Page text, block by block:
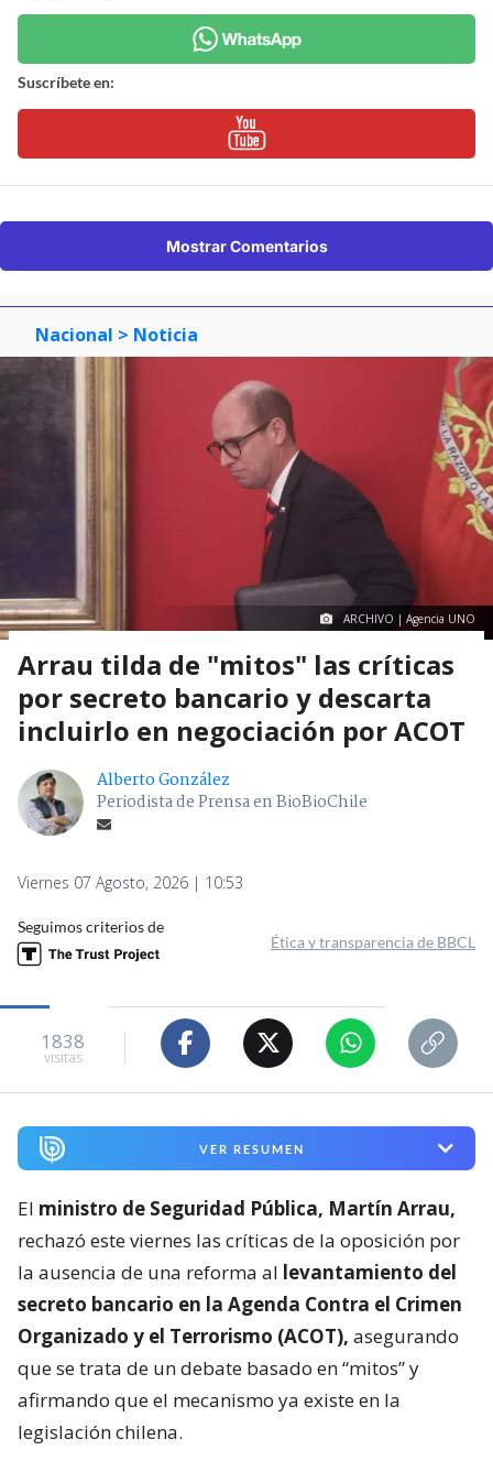
Suscríbete en:
Mostrar Comentarios
Nacional > Noticia
ARCHIVO | Agencia UNO
Arrau tilda de "mitos" las críticas
por secreto bancario y descarta
incluirlo en negociación por ACOT
Alberto González
Periodista de Prensa en BioBioChile
Viernes 07 Agosto, 2026 | 10:53
Seguimos criterios de
Ética y transparencia de BBCL
1838
visitas
VER RESUMEN
El ministro de Seguridad Pública, Martín Arrau,
rechazó este viernes las críticas de la oposición por
la ausencia de una reforma al levantamiento del
secreto bancario en la Agenda Contra el Crimen
Organizado y el Terrorismo (ACOT), asegurando
que se trata de un debate basado en “mitos” y
afirmando que el mecanismo ya existe en la
legislación chilena.